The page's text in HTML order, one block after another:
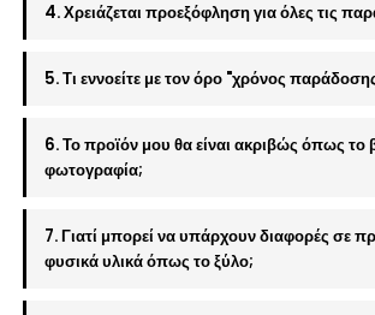
4. Χρειάζεται προεξόφληση για όλες τις
5. Τι εννοείτε με τον όρο "χρόνος
6. Το προϊόν μου θα είναι ακριβώς όπως
φωτογραφία;
7. Γιατί μπορεί να υπάρχουν διαφορές σε
φυσικά υλικά όπως το ξύλο;